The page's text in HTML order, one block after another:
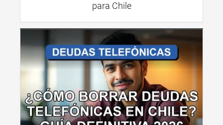
para Chile